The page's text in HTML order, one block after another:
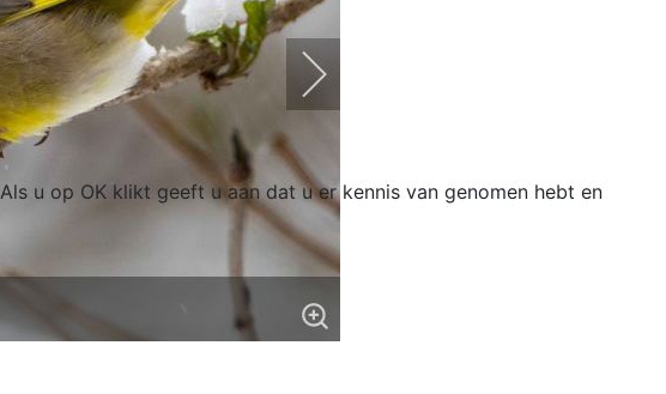
u op OK klikt geeft u aan dat u er kennis van genomen hebt en